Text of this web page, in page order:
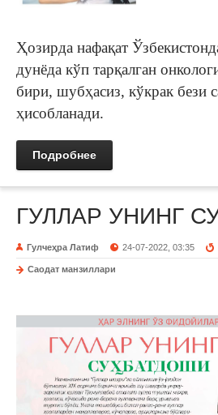
Ҳозирда нафақат
дунёда кўп тарқалган
бири, шубҳасиз, кўкрак бези
ҳисобланади.
Подробнее
ГУЛЛАР УНИНГ
Гулчеҳра Латиф 24-07-2022, 03:35
Саодат манзиллари